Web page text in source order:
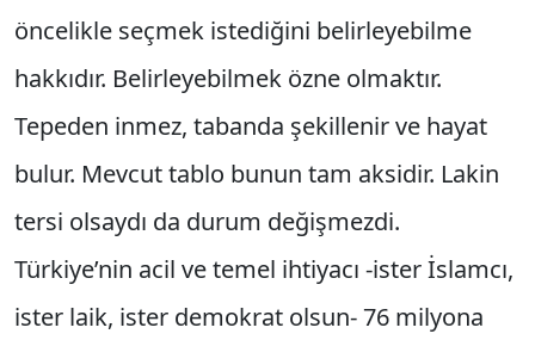
öncelikle seçmek istediğini belirleyebilme
hakkıdır. Belirleyebilmek özne olmaktır.
Tepeden inmez, tabanda şekillenir ve hayat
bulur. Mevcut tablo bunun tam aksidir. Lakin
tersi olsaydı da durum değişmezdi.
Türkiye’nin acil ve temel ihtiyacı -ister İslamcı,
ister laik, ister demokrat olsun- 76 milyona